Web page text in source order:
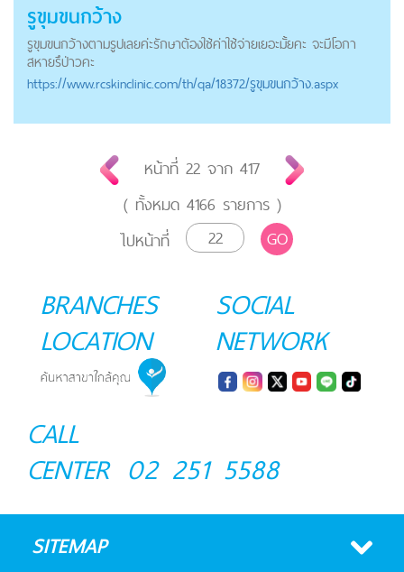
รูขุมขนกว้าง
รูขุมขนกว้างตามรูปเลยค่ะรักษาต้องใช้ค่าใช้จ่ายเยอะมั้ยคะ จะมีโอกา
สหายรึป่าวคะ
https://www.rcskinclinic.com/th/qa/18372/รูขุมขนกว้าง.aspx
หน้าที่ 22 จาก 417
( ทั้งหมด 4166 รายการ )
ไปหน้าที่
GO
BRANCHES
LOCATION
SOCIAL
NETWORK
CALL
CENTER 02 251 5588
SITEMAP